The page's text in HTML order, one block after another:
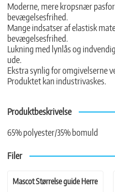
Moderne, mere kropsnær
bevægelsesfrihed.
Mange indsatser af elastisk
bevægelsesfrihed.
Lukning med lynlås og
ude.
Ekstra synlig for omgivelserne
Produktet kan industrivaskes.
Produktbeskrivelse
65% polyester/35% bomuld
Filer
Mascot Størrelse guide Herre